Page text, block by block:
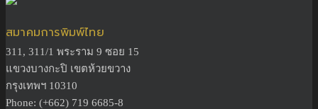
สมาคมการพิมพ์ไทย
311, 311/1 พระราม 9 ซอย 15
แขวงบางกะปิ เขตห้วยขวาง
กรุงเทพฯ 10310
Phone: (+662) 719 6685-8